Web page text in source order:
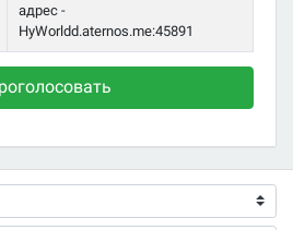
адрес -
HyWorldd.aternos.me:45891